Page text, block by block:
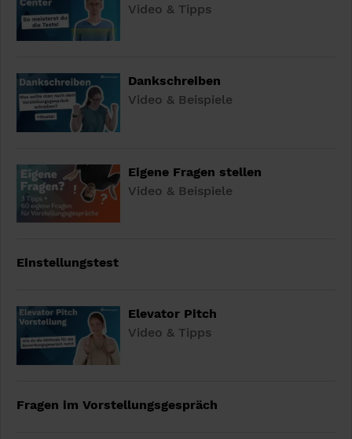
Video & Tipps
Dankschreiben
Video & Beispiele
Eigene Fragen stellen
Video & Beispiele
Einstellungstest
Elevator Pitch
Video & Tipps
Fragen im Vorstellungsgespräch